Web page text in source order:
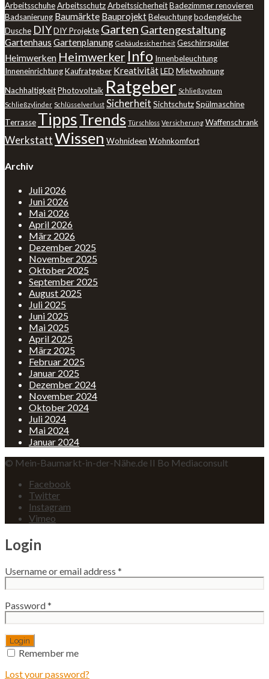
ArbeitsschuheArbeitsschutzArbeitssicherheitBadezimmer renovieren
Badsanierung Baumärkte BauprojektBeleuchtungbodengleiche
Dusche DIYDIY Projekte Garten Gartengestaltung
Gartenhaus Gartenplanung Gebäudesicherheit Geschirrspüler
Heimwerken Heimwerker Info Innenbeleuchtung
InneneinrichtungKaufratgeber KreativitätLED Mietwohnung
NachhaltigkeitPhotovoltaik Ratgeber Schließsystem
Schließzylinder Schlüsselverlust Sicherheit SichtschutzSpülmaschine
Terrasse TippsTrends Türschloss Versicherung Waffenschrank
WerkstattWissen Wohnideen Wohnkomfort
Archiv
Juli 2026
Juni 2026
Mai 2026
April 2026
März 2026
Dezember 2025
November 2025
Oktober 2025
September 2025
August 2025
Juli 2025
Juni 2025
Mai 2025
April 2025
März 2025
Februar 2025
Januar 2025
Dezember 2024
November 2024
Oktober 2024
Juli 2024
Mai 2024
Januar 2024
© Mein-Baumarkt-in-der-Nähe.de II Bo Mediaconsult
Facebook
Twitter
Instagram
Vimeo
Login
Username or email address *
Password*
Remember me
Lost your password?